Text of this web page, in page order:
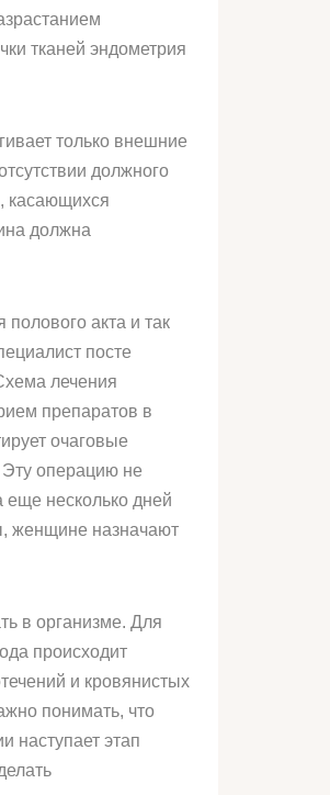
тканей эндометрия
только внешние
должного
касающихся
должна
акта и так
посте
лечения
препаратов в
очаговые
Эту операцию не
еще несколько дней
женщине назначают
в организме. Для
происходит
и кровянистых
понимать, что
наступает этап